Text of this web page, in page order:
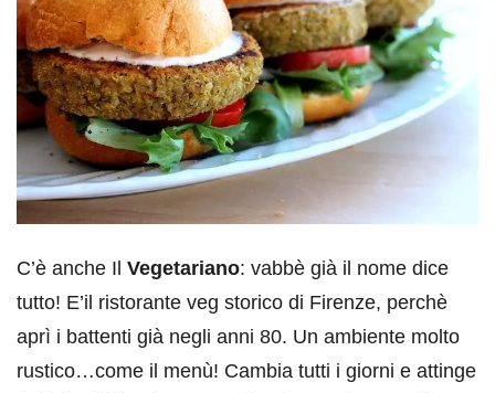
C’è anche Il Vegetariano: vabbè già il nome dice
tutto! E’il ristorante veg storico di Firenze, perchè
aprì i battenti già negli anni 80. Un ambiente molto
rustico…come il menù! Cambia tutti i giorni e attinge